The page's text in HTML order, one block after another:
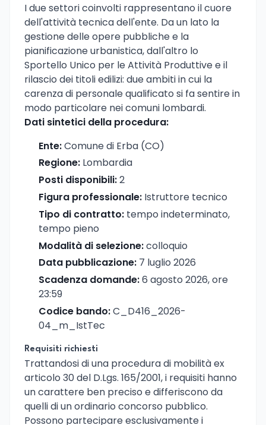
I due settori coinvolti rappresentano il cuore
dell'attività tecnica dell'ente. Da un lato la
gestione delle opere pubbliche e la
pianificazione urbanistica, dall'altro lo
Sportello Unico per le Attività Produttive e il
rilascio dei titoli edilizi: due ambiti in cui la
carenza di personale qualificato si fa sentire in
modo particolare nei comuni lombardi.
Dati sintetici della procedura:
Ente:Comune di Erba (CO)
Regione: Lombardia
Posti disponibili:2
Figura professionale: Istruttore tecnico
Tipo di contratto: tempo indeterminato,
tempo pieno
Modalità di selezione:colloquio
Data pubblicazione: 7 luglio 2026
Scadenza domande:6 agosto 2026, ore
23:59
Codice bando:C_D416_2026-
04_m_IstTec
Requisiti richiesti
Trattandosi di una procedura di mobilità ex
articolo 30 del D.Lgs. 165/2001, i requisiti hanno
un carattere ben preciso e differiscono da
quelli di un ordinario concorso pubblico.
Possono partecipare esclusivamente i